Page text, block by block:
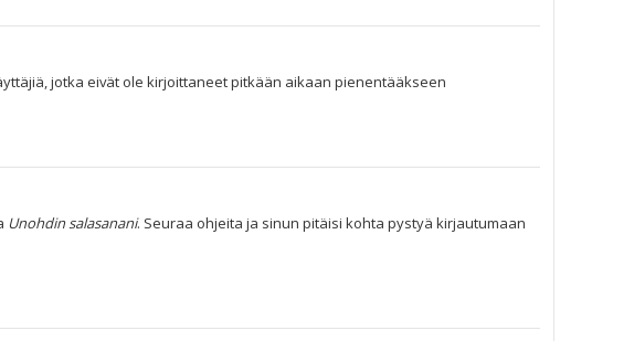
jotka eivät ole kirjoittaneet pitkään aikaan pienentääkseen
Unohdin salasanani. Seuraa ohjeita ja sinun pitäisi kohta pystyä kirjautumaan